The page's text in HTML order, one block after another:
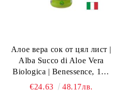
Алое вера сок от цял лист |
Alba Succo di Aloe Vera
Biologica | Benessence, 1л /
20 дози
€24.63 48.17лв.